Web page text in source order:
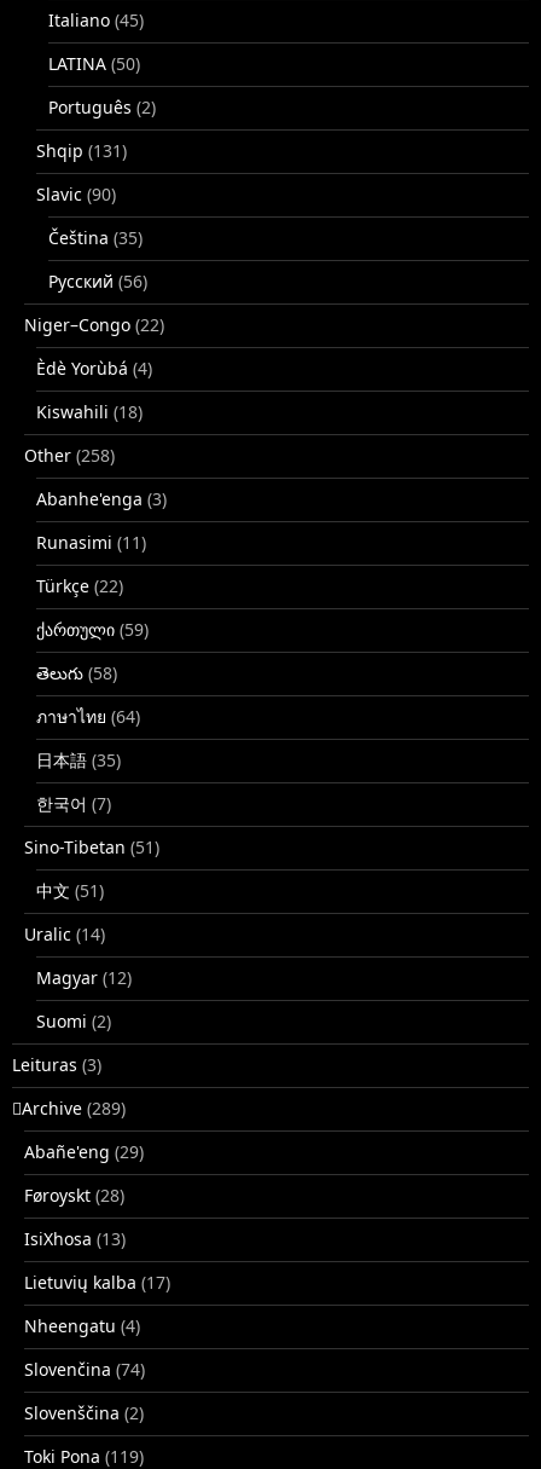
Italiano (45)
LATINA (50)
Português (2)
Shqip (131)
Slavic (90)
Čeština (35)
Русский (56)
Niger–Congo (22)
Èdè Yorùbá (4)
Kiswahili (18)
Other (258)
Abanhe'enga (3)
Runasimi (11)
Türkçe (22)
ქართული (59)
తెలుగు (58)
ภาษาไทย (64)
日本語 (35)
한국어 (7)
Sino-Tibetan (51)
中文 (51)
Uralic (14)
Magyar (12)
Suomi (2)
Leituras (3)
􏿽Archive (289)
Abañe'eng (29)
Føroyskt (28)
IsiXhosa (13)
Lietuvių kalba (17)
Nheengatu (4)
Slovenčina (74)
Slovenščina (2)
Toki Pona (119)